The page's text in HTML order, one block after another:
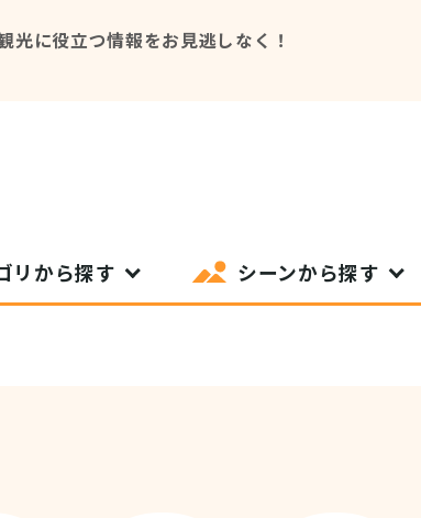
光に役立つ情報をお見逃しなく！
リから探す シーンから探す